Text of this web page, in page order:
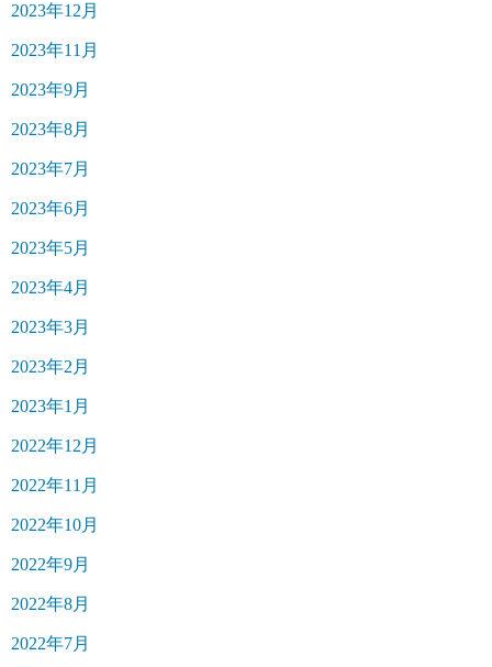
2023年12月
2023年11月
2023年9月
2023年8月
2023年7月
2023年6月
2023年5月
2023年4月
2023年3月
2023年2月
2023年1月
2022年12月
2022年11月
2022年10月
2022年9月
2022年8月
2022年7月